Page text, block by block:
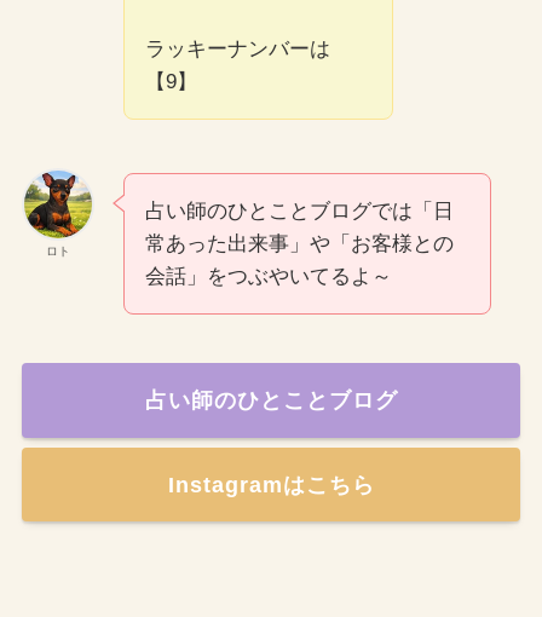
ラッキーナンバーは
【9】
ロト
占い師のひとことブログでは「日
常あった出来事」や「お客様との
会話」をつぶやいてるよ～
占い師のひとことブログ
Instagramはこちら